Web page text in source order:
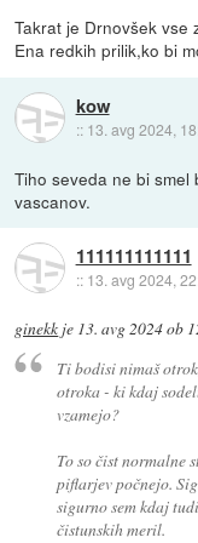
Takrat je Drnovšek vse
Ena redkih prilik,ko bi
kow
:: 13. avg 2024,
Tiho seveda ne bi smel
vascanov.
111111111111
:: 13. avg 2024,
ginekk je 13. avg 2024 ob
Ti bodisi nimaš
otroka - ki kdaj
vzamejo?
To so čist
piflarjev počnejo.
sigurno sem kdaj
čistunskih meril.